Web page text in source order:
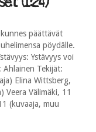
päättävät
pöydälle.
Ystävyys voi
Ahlainen Tekijät:
Elina Wittsberg,
Veera Välimäki, 11
(kuvaaja, muu